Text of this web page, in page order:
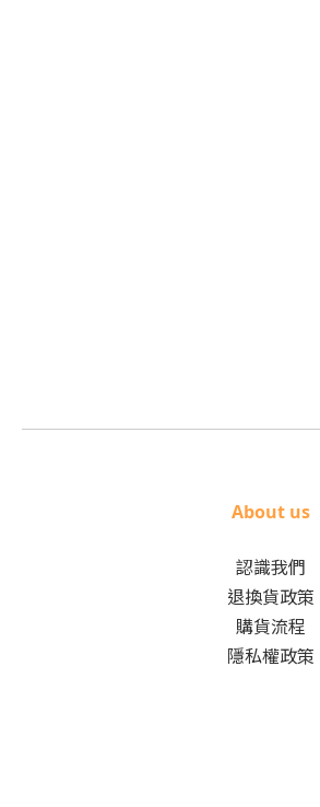
About us
認識我們
退換貨政策
購貨流程
隱私權政策